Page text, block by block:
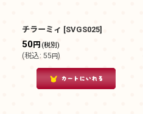
チラーミィ [SVGS025]
50円 (税別)
(税込: 55円)